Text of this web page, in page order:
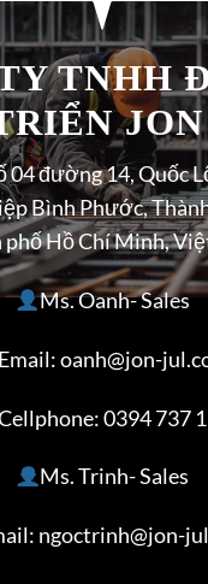
TNHH
04 đường 14, Quốc
Bình Phước,
phố Hồ Chí Minh,
Ms. Oanh- Sales
Email: oanh@jon-
0394 737
Ms. Trinh- Sales
ngoctrinh@jon-